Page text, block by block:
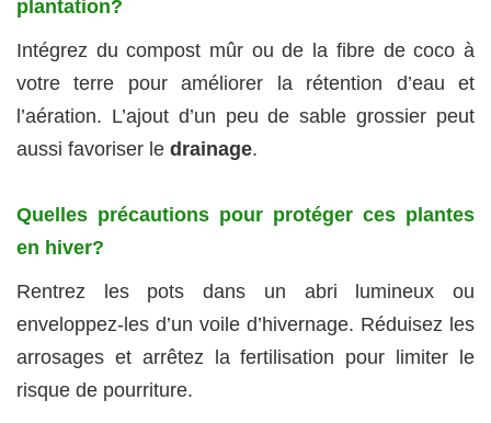
plantation?
Intégrez du compost mûr ou de la fibre de coco à
votre terre pour améliorer la rétention d’eau et
l’aération. L’ajout d’un peu de sable grossier peut
aussi favoriser le drainage.
Quelles précautions pour protéger ces plantes
en hiver?
Rentrez les pots dans un abri lumineux ou
enveloppez-les d’un voile d’hivernage. Réduisez les
arrosages et arrêtez la fertilisation pour limiter le
risque de pourriture.